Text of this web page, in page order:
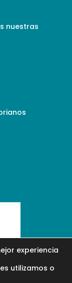
nuestras
experiencia
utilizamos o